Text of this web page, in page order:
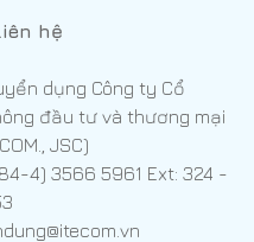
hệ
dụng Công ty Cổ
đầu tư và thương mại
JSC)
4) 3566 5961 Ext: 324 -